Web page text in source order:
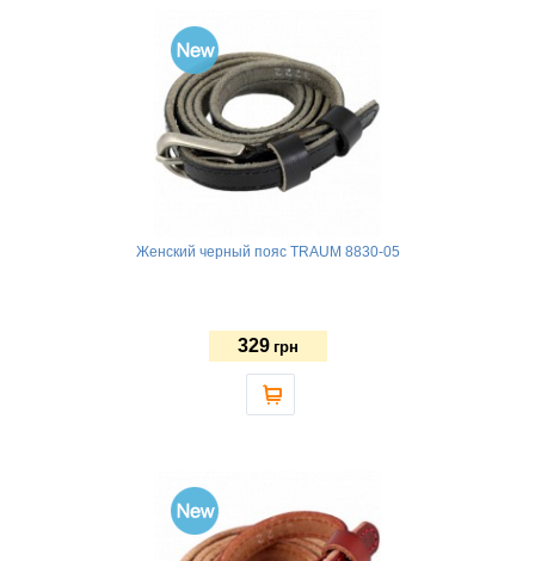
Женский черный пояс TRAUM 8830-05
329 грн